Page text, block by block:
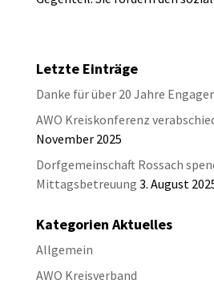
Letzte Einträge
Danke für über 20 Jahre
AWO Kreiskonferenz
November 2025
Dorfgemeinschaft Rossach
Mittagsbetreuung 3. August
Kategorien Aktuelles
Allgemein
AWO Kreisverband